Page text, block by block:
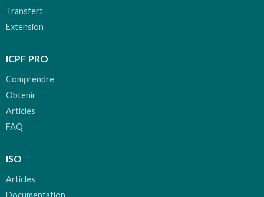
Transfert
Extension
ICPF PRO
Comprendre
Obtenir
Articles
FAQ
ISO
Articles
Documentation